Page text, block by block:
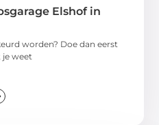
Elshof in
worden? Doe dan eerst
je weet